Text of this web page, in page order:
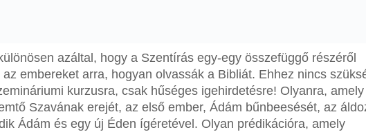
azáltal, hogy a Szentírás egy-egy összefüggő részéről
embereket arra, hogyan olvassák a Bibliát. Ehhez nincs
kurzusra, csak hűséges igehirdetésre! Olyanra, amely
Szavának erejét, az első ember, Ádám bűnbeesését, az
Ádám és egy új Éden ígéretével. Olyan prédikációra, amely